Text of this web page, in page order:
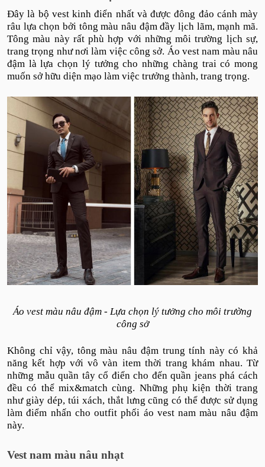
Đây là bộ vest kinh điển nhất và được đông đảo cánh mày
râu lựa chọn bởi tông màu nâu đậm đầy lịch lãm, mạnh mã.
Tông màu này rất phù hợp với những môi trường lịch sự,
trang trọng như nơi làm việc công sở. Áo vest nam màu nâu
đậm là lựa chọn lý tưởng cho những chàng trai có mong
muốn sở hữu diện mạo làm việc trưởng thành, trang trọng.
Áo vest màu nâu đậm - Lựa chọn lý tưởng cho môi trường
công sở
Không chỉ vậy, tông màu nâu đậm trung tính này có khả
năng kết hợp với vô vàn item thời trang khám nhau. Từ
những mẫu quần tây cổ điển cho đến quần jeans phá cách
đều có thể mix&match cùng. Những phụ kiện thời trang
như giày dép, túi xách, thắt lưng cũng có thể được sử dụng
làm điểm nhấn cho outfit phối áo vest nam màu nâu đậm
này.
Vest nam màu nâu nhạt